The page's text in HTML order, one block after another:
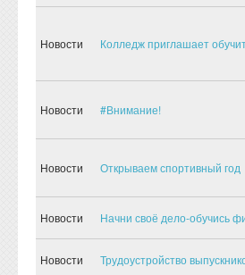
Новости Колледж приглашает
Новости #Внимание!
Новости Открываем спортивный год
Новости Начни своё дело-обучись
Новости Трудоустройство